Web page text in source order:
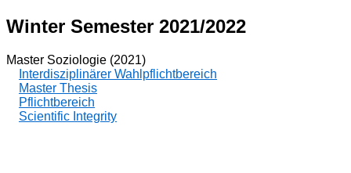
Winter Semester 2021/2022
Master Soziologie (2021)
Interdisziplinärer Wahlpflichtbereich
Master Thesis
Pflichtbereich
Scientific Integrity